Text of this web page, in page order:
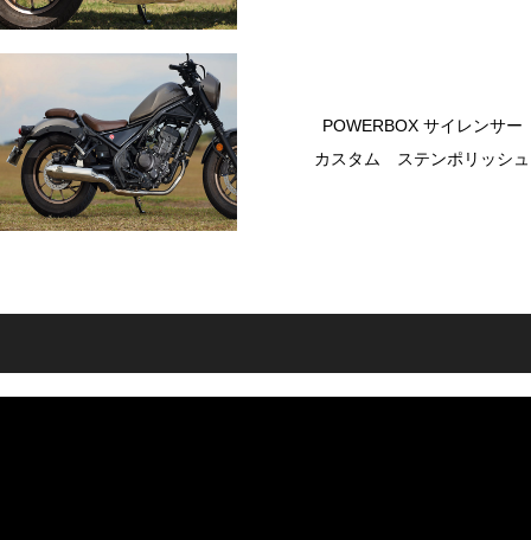
POWERBOX サイレンサー
カスタム ステンポリッシュ